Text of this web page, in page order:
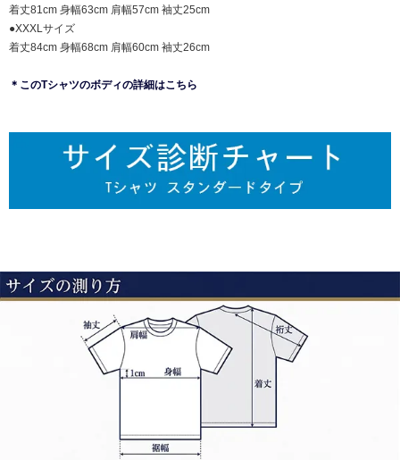
着丈81cm 身幅63cm 肩幅57cm 袖丈25cm
●XXXLサイズ
着丈84cm 身幅68cm 肩幅60cm 袖丈26cm
＊このTシャツのボディの詳細はこちら